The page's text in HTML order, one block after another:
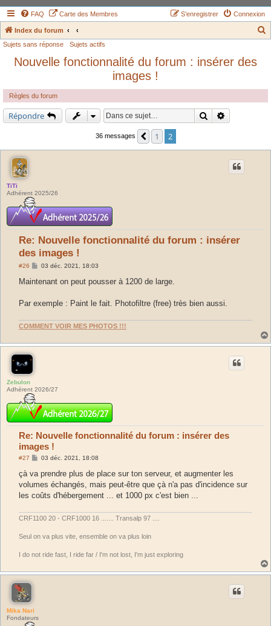
FAQ Carte des Membres Connexion
S’enregistrer
Index du forum
e
r
Sujets sans réponse Sujets actifs
Nouvelle fonctionnalité du forum : insérer des
images !
Règles du forum
Répondre Rechercher
36 messages Précédente
1 2
TiTi
Adhérent 2025/26
Re: Nouvelle fonctionnalité du forum : insérer
des images !
#26
M
s
g
03 déc. 2021, 18:03
Maintenant on peut pousser à 1200 de large.
Par exemple : Paint le fait. Photofiltre (free) très bien aussi.
COMMENT VOIR MES PHOTOS !!!
Zebulon
Adhérent 2026/27
Re: Nouvelle fonctionnalité du forum : insérer des
images !
#27
M
s
s
a
g
03 déc. 2021, 18:08
çà va prendre plus de place sur ton serveur, et augmenter les
volumes échangés, mais peut-être que çà n'a pas d'incidence sur
les coûts d'hébergement ... et 1000 px c'est bien ...
CRF1100 20 - CRF1000 16 ....... Transalp 97 ....
Seul on va plus vite, ensemble on va plus loin
I do not ride fast, I ride far / I'm not lost, I'm just exploring
Mika Nari
Fondateurs